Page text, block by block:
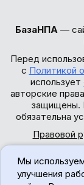
БазаНПА —
Перед
с Политикой
использует
авторские
защищены.
обязательна
Правовой
Мы
улучшения